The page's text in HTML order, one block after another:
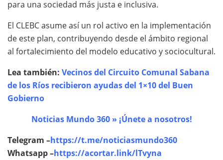
para una sociedad más justa e inclusiva.
El CLEBC asume así un rol activo en la implementación
de este plan, contribuyendo desde el ámbito regional
al fortalecimiento del modelo educativo y sociocultural.
Lea también: Vecinos del Circuito Comunal Sabana
de los Ríos recibieron ayudas del 1×10 del Buen
Gobierno
Noticias Mundo 360 » ¡Únete a nosotros!
Telegram –https://t.me/noticiasmundo360
Whatsapp –https://acortar.link/lTvyna